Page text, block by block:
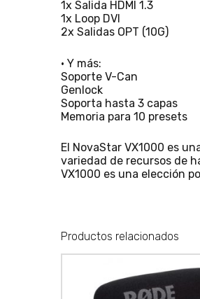
1x Salida HDMI 1.3
1x Loop DVI
2x Salidas OPT (10G)
• Y más:
Soporte V-Can
Genlock
Soporta hasta 3 capas
Memoria para 10 presets
El NovaStar VX1000 es
variedad de recursos de
VX1000 es una elección
Productos relacionados